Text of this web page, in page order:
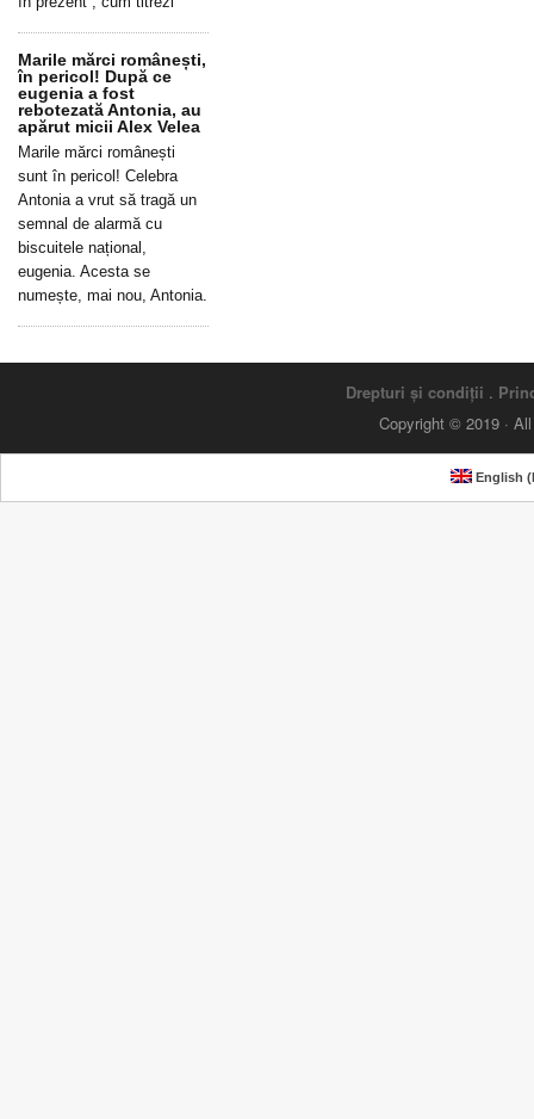
Marile mărci românești,
în pericol! După ce
eugenia a fost
rebotezată Antonia, au
apărut micii Alex Velea
Marile mărci românești
sunt în pericol! Celebra
Antonia a vrut să tragă un
semnal de alarmă cu
biscuitele național,
eugenia. Acesta se
numește, mai nou, Antonia.
Drepturi și condiții .
Copyright © 2019 ·
English (